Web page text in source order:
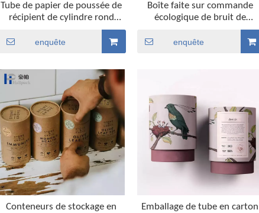
Tube de papier de poussée de
récipient de cylindre rond
biodégradable pour le gâteau
de sushi
enquête
Boîte faite sur commande
écologique de bruit de
poussée de récipient de
poussée de sushi de
conception de taille de sushi
enquête
Conteneurs de stockage en
Emballage de tube en carton